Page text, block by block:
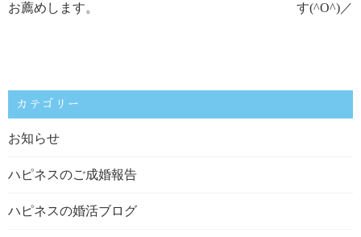
お薦めします。
す(^O^)／
カテゴリー
お知らせ
ハピネスのご成婚報告
ハピネスの婚活ブログ